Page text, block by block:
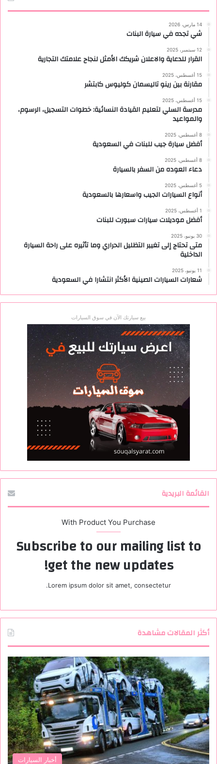
14 مارس، 2026
شي تجده في سيارة البنات
12 سبتمبر، 2025
القرار للدعاية والاعلان شريكك الأمثل لنجاح علامتك التجارية
15 أغسطس، 2025
مقارنة بين رينو تاليسمان كوليوس كابتشر
15 أغسطس، 2025
مدرسة السلي لتعليم القيادة النسائية: خطوات التسجيل، الرسوم،
والمواعيد
8 أغسطس، 2025
أفضل سيارة جيب للبنات في السعودية
8 أغسطس، 2025
دعاء العوده من السفر بالسيارة
5 أغسطس، 2025
أنواع السيارات الجيب واسعارها بالسعودية
1 أغسطس، 2025
أفضل موديلات سيارات سبورت للبنات
30 يونيو، 2025
متى تحتاج إلى تغيير التظليل الحراري وما تأثيره على راحة السيارة
الداخلية
11 يونيو، 2025
شعارات السيارات الصينية الأكثر انتشارا في السعودية
بيع سيارتك الآن في سوق السيارات
القائمة البريدية
With Product You Purchase
Subscribe to our mailing list to
get the new updates!
Lorem ipsum dolor sit amet, consectetur.
أكثر المقالات مشاهدة
أخبار السيارات